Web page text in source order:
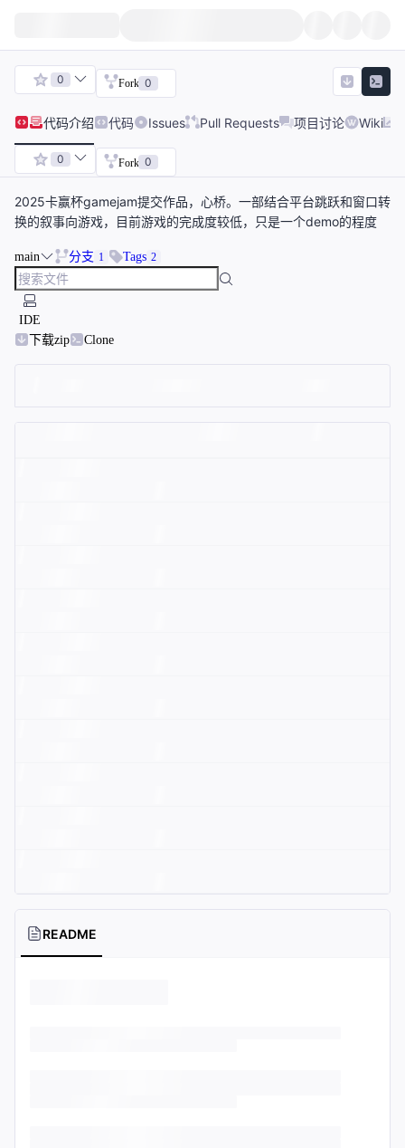
0 Fork 0
代码介绍 代码 Issues Pull Requests 项目讨论 Wiki
0 Fork 0
2025卡赢杯gamejam提交作品，心桥。一部结合平台跳跃和窗口转
换的叙事向游戏，目前游戏的完成度较低，只是一个demo的程度
main 分支 1 Tags 2
IDE
下载zip
Clone
README